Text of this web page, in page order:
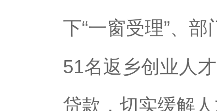
下“一窗受理”、
51名返乡创业人
贷款，切实缓解